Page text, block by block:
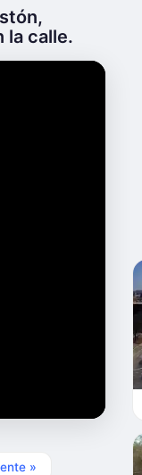
la calle.
»